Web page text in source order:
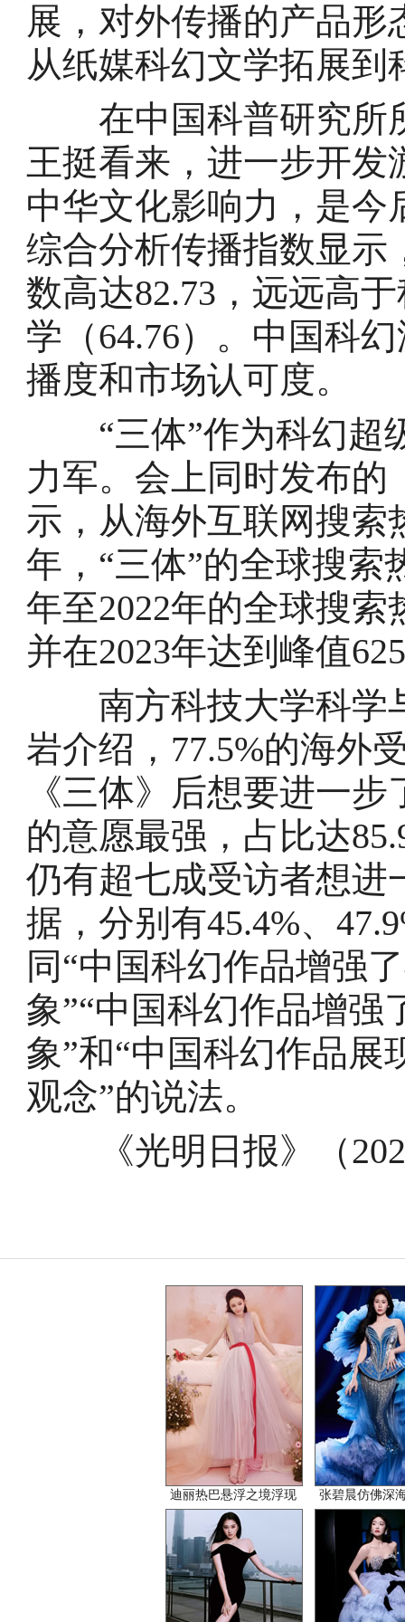
展，对外传播的产品
从纸媒科幻文学拓展
在中国科普研究所
王挺看来，进一步开发
中华文化影响力，是
综合分析传播指数显示
数高达82.73，远远高
学（64.76）。中国科
播度和市场认可度。
“三体”作为科幻超
力军。会上同时发布的
示，从海外互联网搜索
年，“三体”的全球搜索
年至2022年的全球搜索
并在2023年达到峰值
南方科技大学科学
岩介绍，77.5%的海外
《三体》后想要进一
的意愿最强，占比达
仍有超七成受访者想进
据，分别有45.4%、
同“中国科幻作品增强
象”“中国科幻作品增
象”和“中国科幻作品展
观念”的说法。
《光明日报》（
迪丽热巴悬浮之境浮现 张碧晨仿佛深